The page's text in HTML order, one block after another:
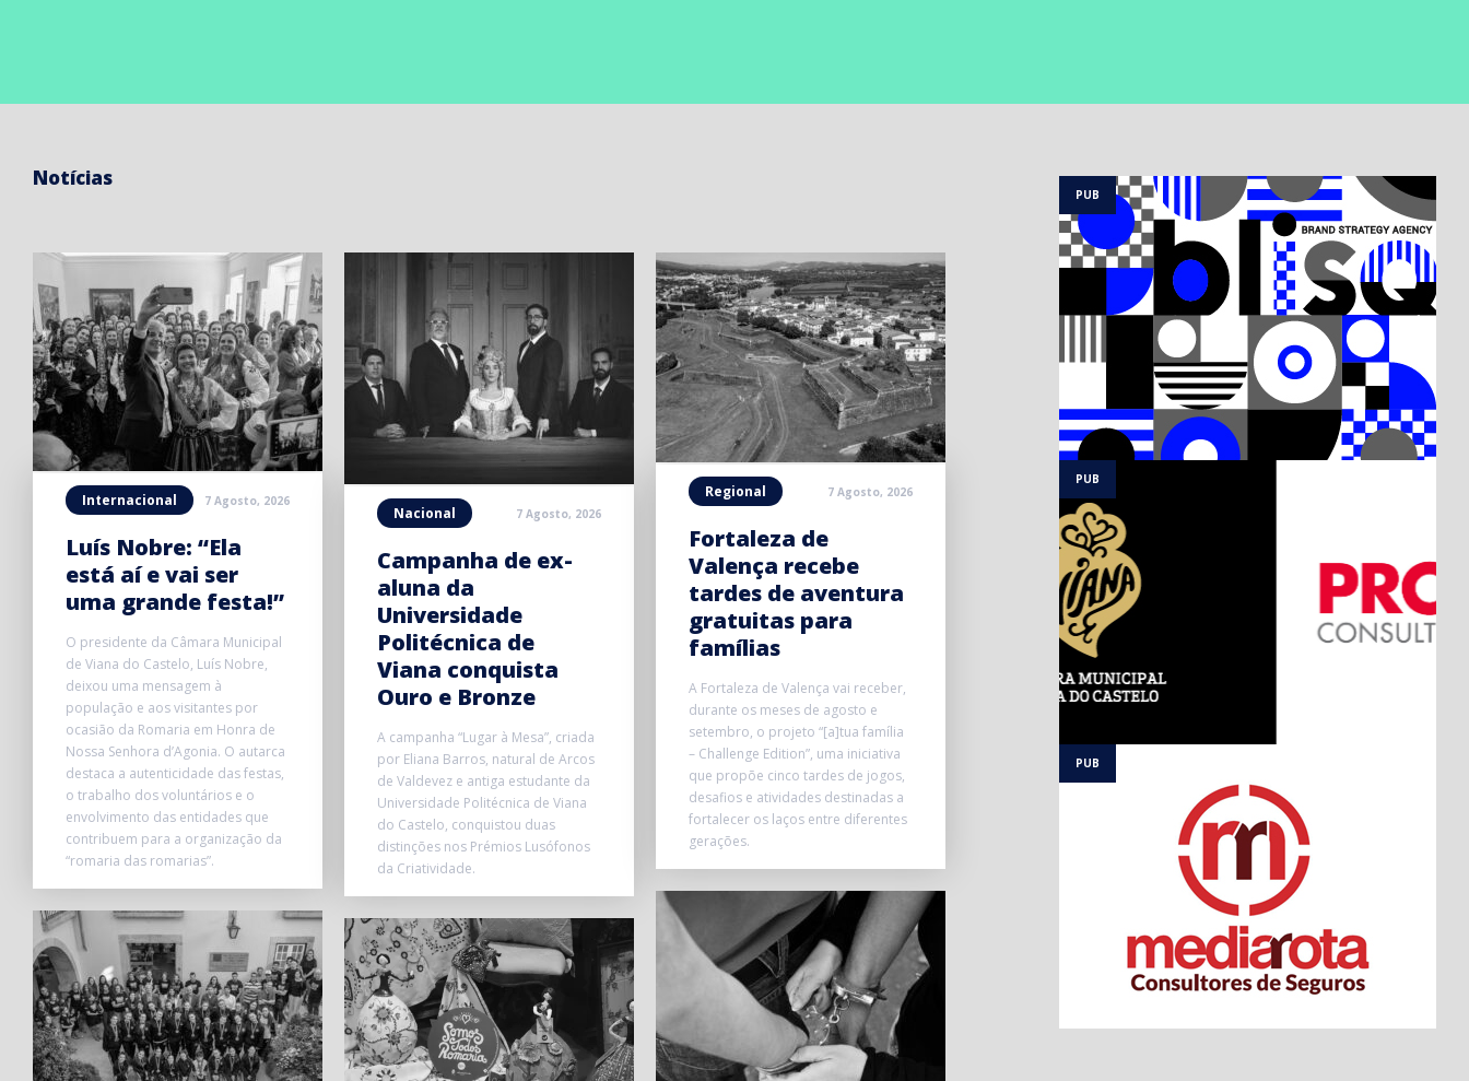
Notícias
Internacional 7 Agosto, 2026
Luís Nobre: “Ela
está aí e vai ser
uma grande festa!”
O presidente da Câmara Municipal
de Viana do Castelo, Luís Nobre,
deixou uma mensagem à
população e aos visitantes por
ocasião da Romaria em Honra de
Nossa Senhora d’Agonia. O autarca
destaca a autenticidade das festas,
o trabalho dos voluntários e o
envolvimento das entidades que
contribuem para a organização da
“romaria das romarias”.
Nacional 7 Agosto, 2026
Campanha de ex-
aluna da
Universidade
Politécnica de
Viana conquista
Ouro e Bronze
A campanha “Lugar à Mesa”, criada
por Eliana Barros, natural de Arcos
de Valdevez e antiga estudante da
Universidade Politécnica de Viana
do Castelo, conquistou duas
distinções nos Prémios Lusófonos
da Criatividade.
Regional 7 Agosto, 2026
Fortaleza de
Valença recebe
tardes de aventura
gratuitas para
famílias
A Fortaleza de Valença vai receber,
durante os meses de agosto e
setembro, o projeto “[a]tua família
– Challenge Edition”, uma iniciativa
que propõe cinco tardes de jogos,
desafios e atividades destinadas a
fortalecer os laços entre diferentes
gerações.